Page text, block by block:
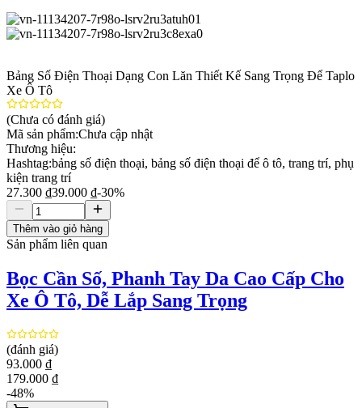
Bảng Số Điện Thoại Dạng Con Lăn Thiết Kế Sang Trọng Để Taplo
Xe Ô Tô
(Chưa có đánh giá)
Mã sản phẩm:Chưa cập nhật
Thương hiệu:
Hashtag:bảng số điện thoại, bảng số điện thoại để ô tô, trang trí, phụ
kiện trang trí
27.300 ₫39.000 ₫-30%
Thêm vào giỏ hàng
Sản phẩm liên quan
Bọc Cần Số, Phanh Tay Da Cao Cấp Cho
Xe Ô Tô, Dễ Lắp Sang Trọng
(đánh giá)
93.000 ₫
179.000 ₫
-48%